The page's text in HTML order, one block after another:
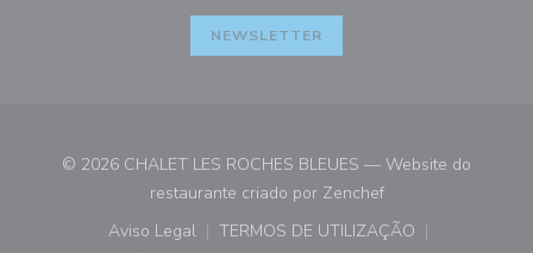
NEWSLETTER
© 2026 CHALET LES ROCHES BLEUES — Website do
restaurante criado por Zenchef((abre numa nova
Aviso Legal
((abre numa nova janela))
TERMOS DE UTILIZAÇÃO
((abre numa nova janela))